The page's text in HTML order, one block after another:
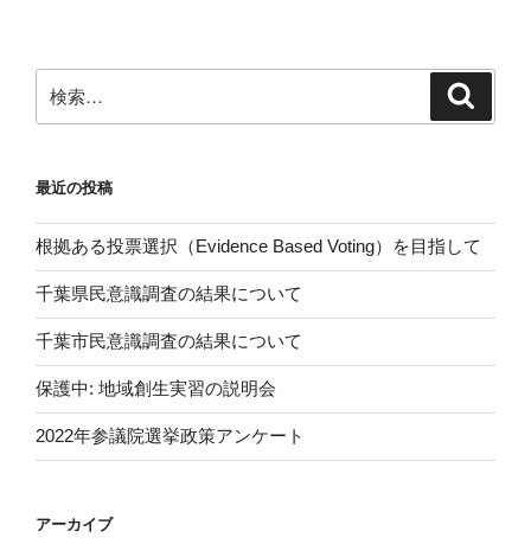
索:
最近の投稿
根拠ある投票選択（Evidence Based Voting）を目指して
千葉県民意識調査の結果について
千葉市民意識調査の結果について
保護中: 地域創生実習の説明会
2022年参議院選挙政策アンケート
アーカイブ